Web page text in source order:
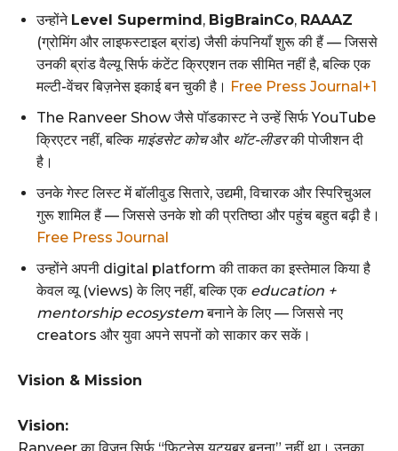
उन्होंने Level Supermind, BigBrainCo, RAAAZ
(ग्रोमिंग और लाइफस्टाइल ब्रांड) जैसी कंपनियाँ शुरू की हैं — जिससे
उनकी ब्रांड वैल्यू सिर्फ कंटेंट क्रिएशन तक सीमित नहीं है, बल्कि एक
मल्टी-वेंचर बिज़नेस इकाई बन चुकी है। Free Press Journal+1
The Ranveer Show जैसे पॉडकास्ट ने उन्हें सिर्फ YouTube
क्रिएटर नहीं, बल्कि माइंडसेट कोचऔर थॉट-लीडरकी पोजीशन दी
है।
उनके गेस्ट लिस्ट में बॉलीवुड सितारे, उद्यमी, विचारक और स्पिरिचुअल
गुरू शामिल हैं — जिससे उनके शो की प्रतिष्ठा और पहुंच बहुत बढ़ी है।
Free Press Journal
उन्‍होंने अपनी digital platform की ताकत का इस्तेमाल किया है
केवल व्यू (views) के लिए नहीं, बल्कि एक education +
mentorship ecosystemबनाने के लिए — जिससे नए
creators और युवा अपने सपनों को साकार कर सकें।
Vision & Mission
Vision: